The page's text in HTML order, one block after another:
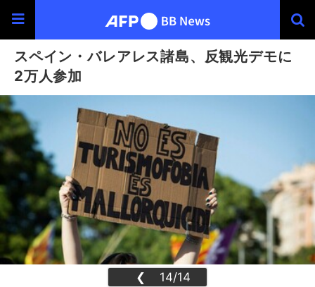
スペイン・バレアレス諸島、反観光デモに
2万人参加
❮
14/14